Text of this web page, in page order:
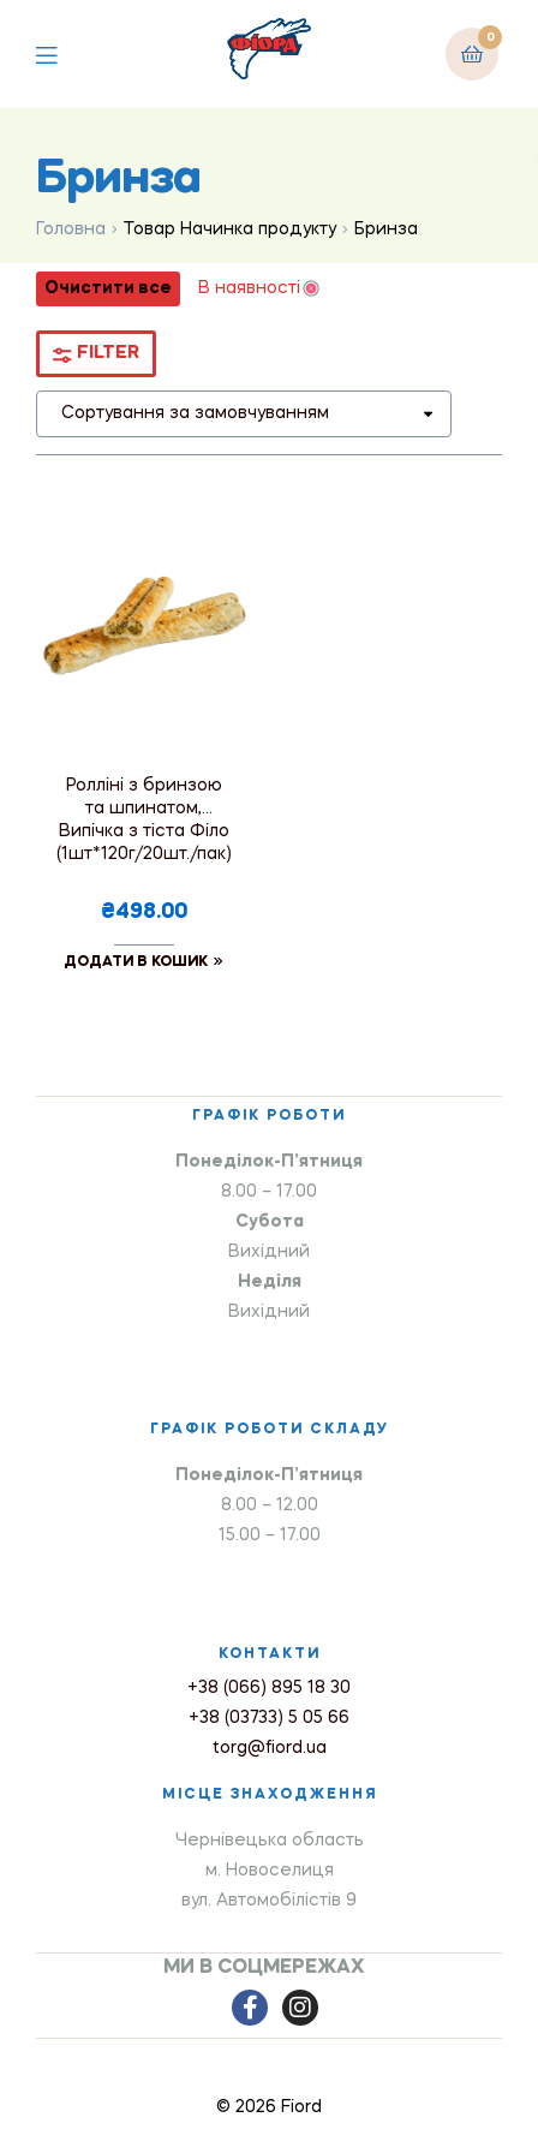
0
Бринза
Головна Товар Начинка продукту Бринза
Очистити все В наявності
FILTER
Ролліні з бринзою
та шпинатом,
Випічка з тіста Філо
(1шт*120г/20шт./пак)
₴498.00
ДОДАТИ В КОШИК
ГРАФІК РОБОТИ
Понеділок-П’ятниця
8.00 – 17.00
Субота
Вихідний
Неділя
Вихідний
ГРАФІК РОБОТИ СКЛАДУ
Понеділок-П’ятниця
8.00 – 12.00
15.00 – 17.00
КОНТАКТИ
+38 (066) 895 18 30
+38 (03733) 5 05 66
torg@fiord.ua
МІСЦЕ ЗНАХОДЖЕННЯ
Чернівецька область
м. Новоселиця
вул. Автомобілістів 9
МИ В СОЦМЕРЕЖАХ
© 2026 Fiord